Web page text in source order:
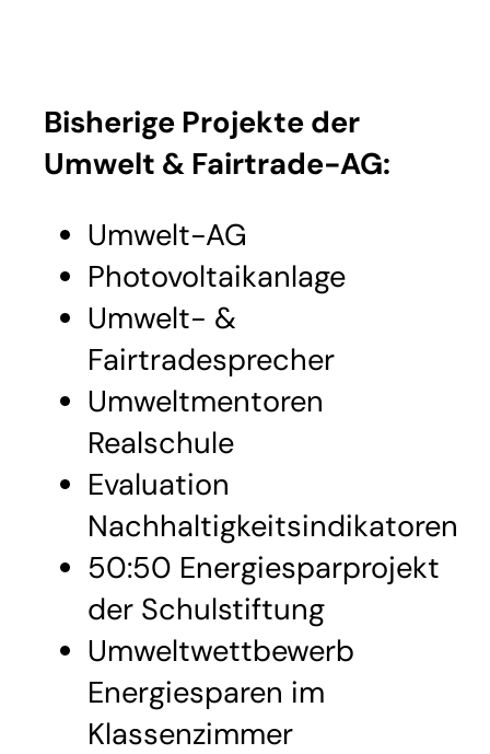
Bisherige Projekte der
Umwelt & Fairtrade-AG:
Umwelt-AG
Photovoltaikanlage
Umwelt- &
Fairtradesprecher
Umweltmentoren
Realschule
Evaluation
Nachhaltigkeitsindikatoren
50:50 Energiesparprojekt
der Schulstiftung
Umweltwettbewerb
Energiesparen im
Klassenzimmer